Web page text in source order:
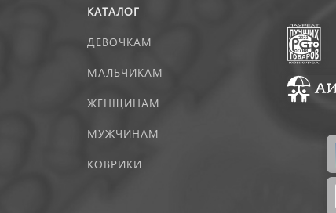
КАТАЛОГ
ДЕВОЧКАМ
МАЛЬЧИКАМ
ЖЕНЩИНАМ
МУЖЧИНАМ
КОВРИКИ